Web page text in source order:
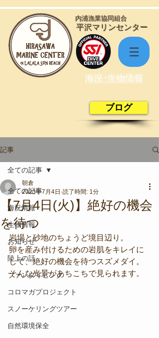
​平沢マリンセンター
​内浦漁業協同組合
海況･生物情報
ブログ
記事
全ての記事
海況情報
生物情報
お知らせ
陸上の話
ファンダイビング
コロマガプロジェクト
スノーケリングツアー
自然環境保全
全ての記事
【7月4日(火)】絶好の機会
を待つ
朝倉
2023年7月4日 読了時間: 1分
岩場と砂地のちょうど境目辺り。
卵を産み付けるための岩肌をキレイに
して、絶好の機会を待つスズメダイ。
そんな光景があちこちで見られます。